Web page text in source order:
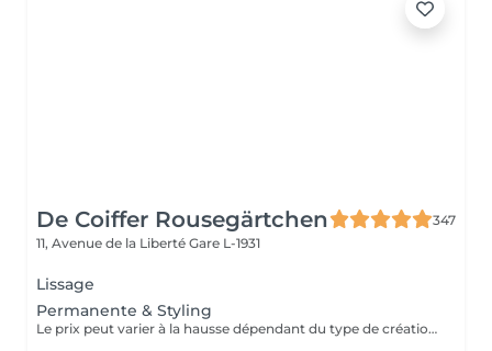
De Coiffer Rousegärtchen
347
11, Avenue de la Liberté Gare L-1931
Lissage
Permanente & Styling
Le prix peut varier à la hausse dépendant du type de création finalement réalisée.